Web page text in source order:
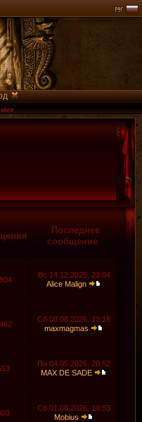
Последнее
сообщение
Вс 14.12.2025, 23:04
Alice Malign
Сб 08.08.2026, 13:18
maxmagmas
Пн 04.05.2026, 20:52
MAX DE SADE
Сб 01.08.2026, 19:53
Mobius